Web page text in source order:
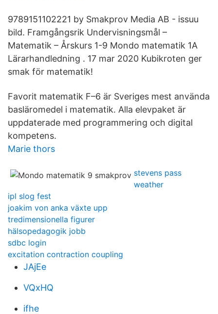
9789151102221 by Smakprov Media AB - issuu
bild. Framgångsrik Undervisningsmål –
Matematik – Årskurs 1-9 Mondo matematik 1A
Lärarhandledning . 17 mar 2020 Kubikroten ger
smak för matematik!
Favorit matematik F–6 är Sveriges mest använda
basläromedel i matematik. Alla elevpaket är
uppdaterade med programmering och digital
kompetens.
Marie thors
stevens pass
weather
ipl slog fest
joakim von anka växte upp
tredimensionella figurer
hälsopedagogik jobb
sdbc login
excitation contraction coupling
JAjEe
VQxHQ
ifhe